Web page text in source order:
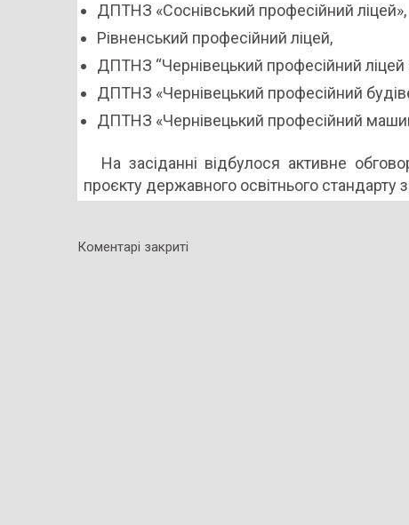
ДПТНЗ «Соснівський професійний ліцей»,
Рівненський професійний ліцей,
ДПТНЗ “Чернівецький професійний ліцей
ДПТНЗ «Чернівецький професійний
ДПТНЗ «Чернівецький професійний
На засіданні відбулося активне
проєкту державного освітнього стандарту
Коментарі закриті